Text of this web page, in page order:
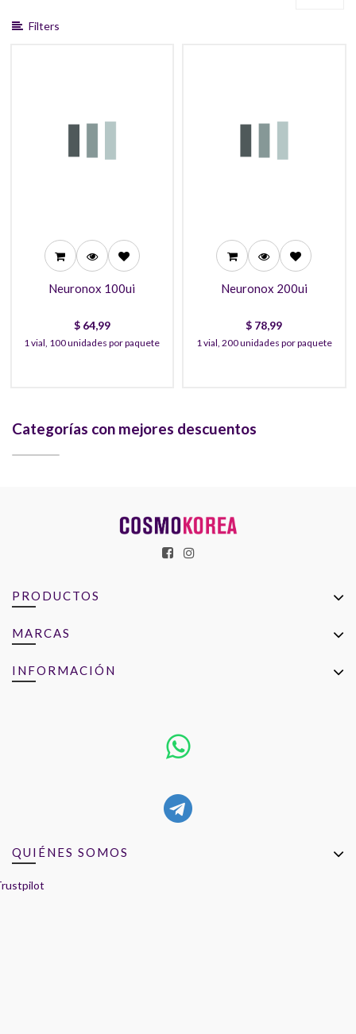
Filters
Neuronox 100ui
$ 64,99
1 vial, 100 unidades por paquete
Neuronox 200ui
$ 78,99
1 vial, 200 unidades por paquete
Categorías con mejores descuentos
PRODUCTOS
MARCAS
INFORMACIÓN
QUIÉNES SOMOS